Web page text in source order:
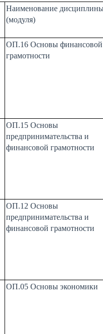
Наименование
(модуля)
ОП.16 Основы финансовой
грамотности
ОП.15 Основы
предпринимательства и
финансовой грамотности
ОП.12 Основы
предпринимательства и
финансовой грамотности
ОП.05 Основы экономики